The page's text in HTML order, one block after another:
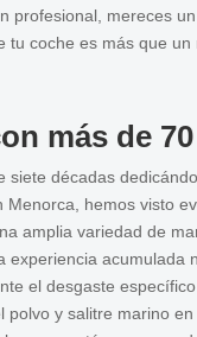
profesional, mereces
tu coche es más que
más de
siete décadas
hemos visto
amplia variedad de
experiencia
el desgaste
polvo y salitre marino